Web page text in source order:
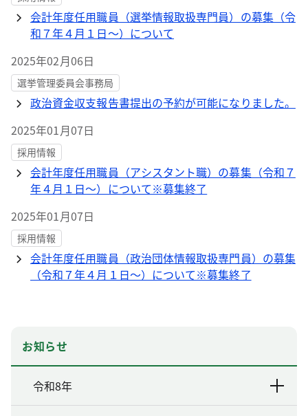
会計年度任用職員（選挙情報取扱専門員）の募集（令
和７年４月１日～）について
2025年02月06日
選挙管理委員会事務局
政治資金収支報告書提出の予約が可能になりました。
2025年01月07日
採用情報
会計年度任用職員（アシスタント職）の募集（令和７
年４月１日～）について※募集終了
2025年01月07日
採用情報
会計年度任用職員（政治団体情報取扱専門員）の募集
（令和７年４月１日～）について※募集終了
お知らせ
令和8年